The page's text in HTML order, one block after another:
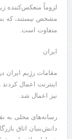
لزوماً منعکس‌کننده
مشخص نیستند، که
متفاوت است.
ایران
نیز اعمال شد.
رسانه‌های محلی به
دانش‌بنیان اتاق